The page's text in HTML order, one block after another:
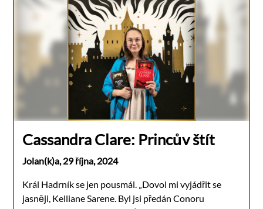
Cassandra Clare: Princův štít
Jolan(k)a, 29 října, 2024
Král Hadrník se jen pousmál. „Dovol mi vyjádřit se
jasněji, Kelliane Sarene. Byl jsi předán Conoru